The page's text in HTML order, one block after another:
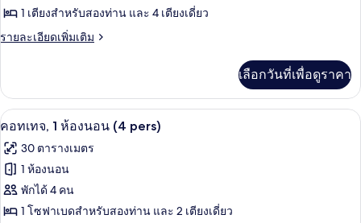
นอน
(5
pers)
ของ
คอ
ห้อง
นอน
(6
pers)
1 เตียงสำหรับสองท่าน และ 4 เตียงเดี่ยว
รายละเอียดเพิ่มเติม
ราย
เกี่ยว
กับ
คอ
เทจ,
2
ห้อง
นอน
(6
เลือกวันที่เพื่อดูราคา
เปิด
ภาพถ่าย
ทั้งหมด
ของ
คอ
7
คอทเทจ, 1 ห้องนอน (4 pers)
30 ตารางเมตร
1 ห้องนอน
พักได้ 4 คน
1 โซฟาเบดสำหรับสองท่าน และ 2 เตียงเดี่ยว